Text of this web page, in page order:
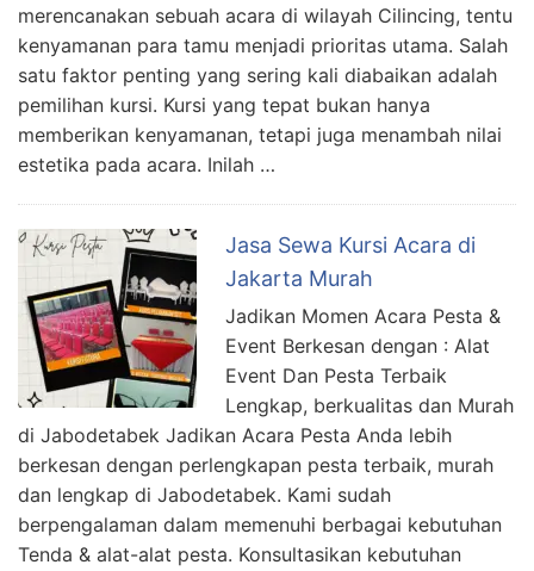
merencanakan sebuah acara di wilayah Cilincing, tentu
kenyamanan para tamu menjadi prioritas utama. Salah
satu faktor penting yang sering kali diabaikan adalah
pemilihan kursi. Kursi yang tepat bukan hanya
memberikan kenyamanan, tetapi juga menambah nilai
estetika pada acara. Inilah …
Jasa Sewa Kursi Acara di
Jakarta Murah
Jadikan Momen Acara Pesta &
Event Berkesan dengan : Alat
Event Dan Pesta Terbaik
Lengkap, berkualitas dan Murah
di Jabodetabek Jadikan Acara Pesta Anda lebih
berkesan dengan perlengkapan pesta terbaik, murah
dan lengkap di Jabodetabek. Kami sudah
berpengalaman dalam memenuhi berbagai kebutuhan
Tenda & alat-alat pesta. Konsultasikan kebutuhan